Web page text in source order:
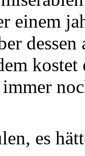
einem
es